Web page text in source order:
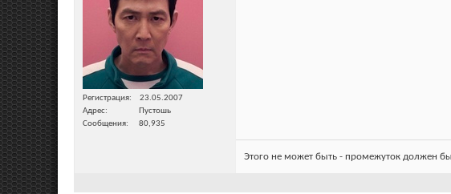
Регистрация
23.05.2007
Адрес
Пустошь
Сообщения
80,935
Этого не может быть - промежуток должен